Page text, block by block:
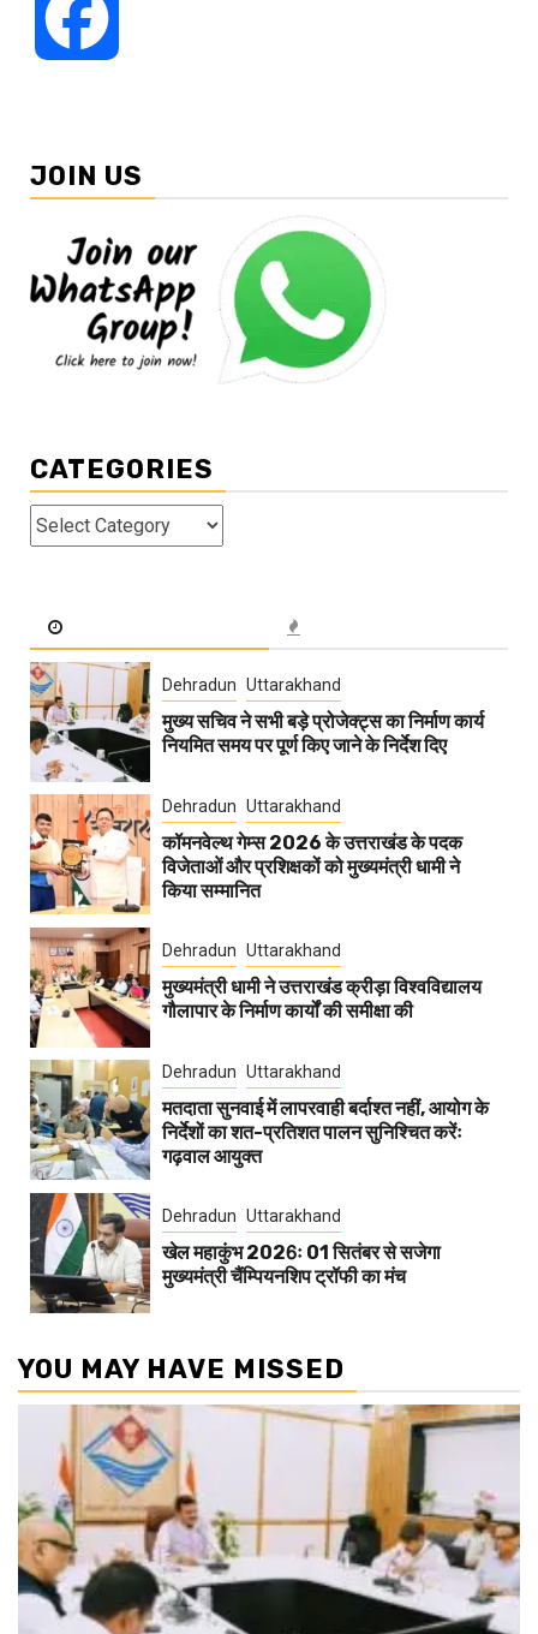
JOIN US
CATEGORIES
Categories
Dehradun Uttarakhand
मुख्य सचिव ने सभी बड़े प्रोजेक्ट्स का निर्माण कार्य
नियमित समय पर पूर्ण किए जाने के निर्देश दिए
Dehradun Uttarakhand
कॉमनवेल्थ गेम्स 2026 के उत्तराखंड के पदक
विजेताओं और प्रशिक्षकों को मुख्यमंत्री धामी ने
किया सम्मानित
Dehradun Uttarakhand
मुख्यमंत्री धामी ने उत्तराखंड क्रीड़ा विश्वविद्यालय
गौलापार के निर्माण कार्यों की समीक्षा की
Dehradun Uttarakhand
मतदाता सुनवाई में लापरवाही बर्दाश्त नहीं, आयोग के
निर्देशों का शत-प्रतिशत पालन सुनिश्चित करेंः
गढ़वाल आयुक्त
Dehradun Uttarakhand
खेल महाकुंभ 2026ः 01 सितंबर से सजेगा
मुख्यमंत्री चैंम्पियनशिप ट्रॉफी का मंच
YOU MAY HAVE MISSED